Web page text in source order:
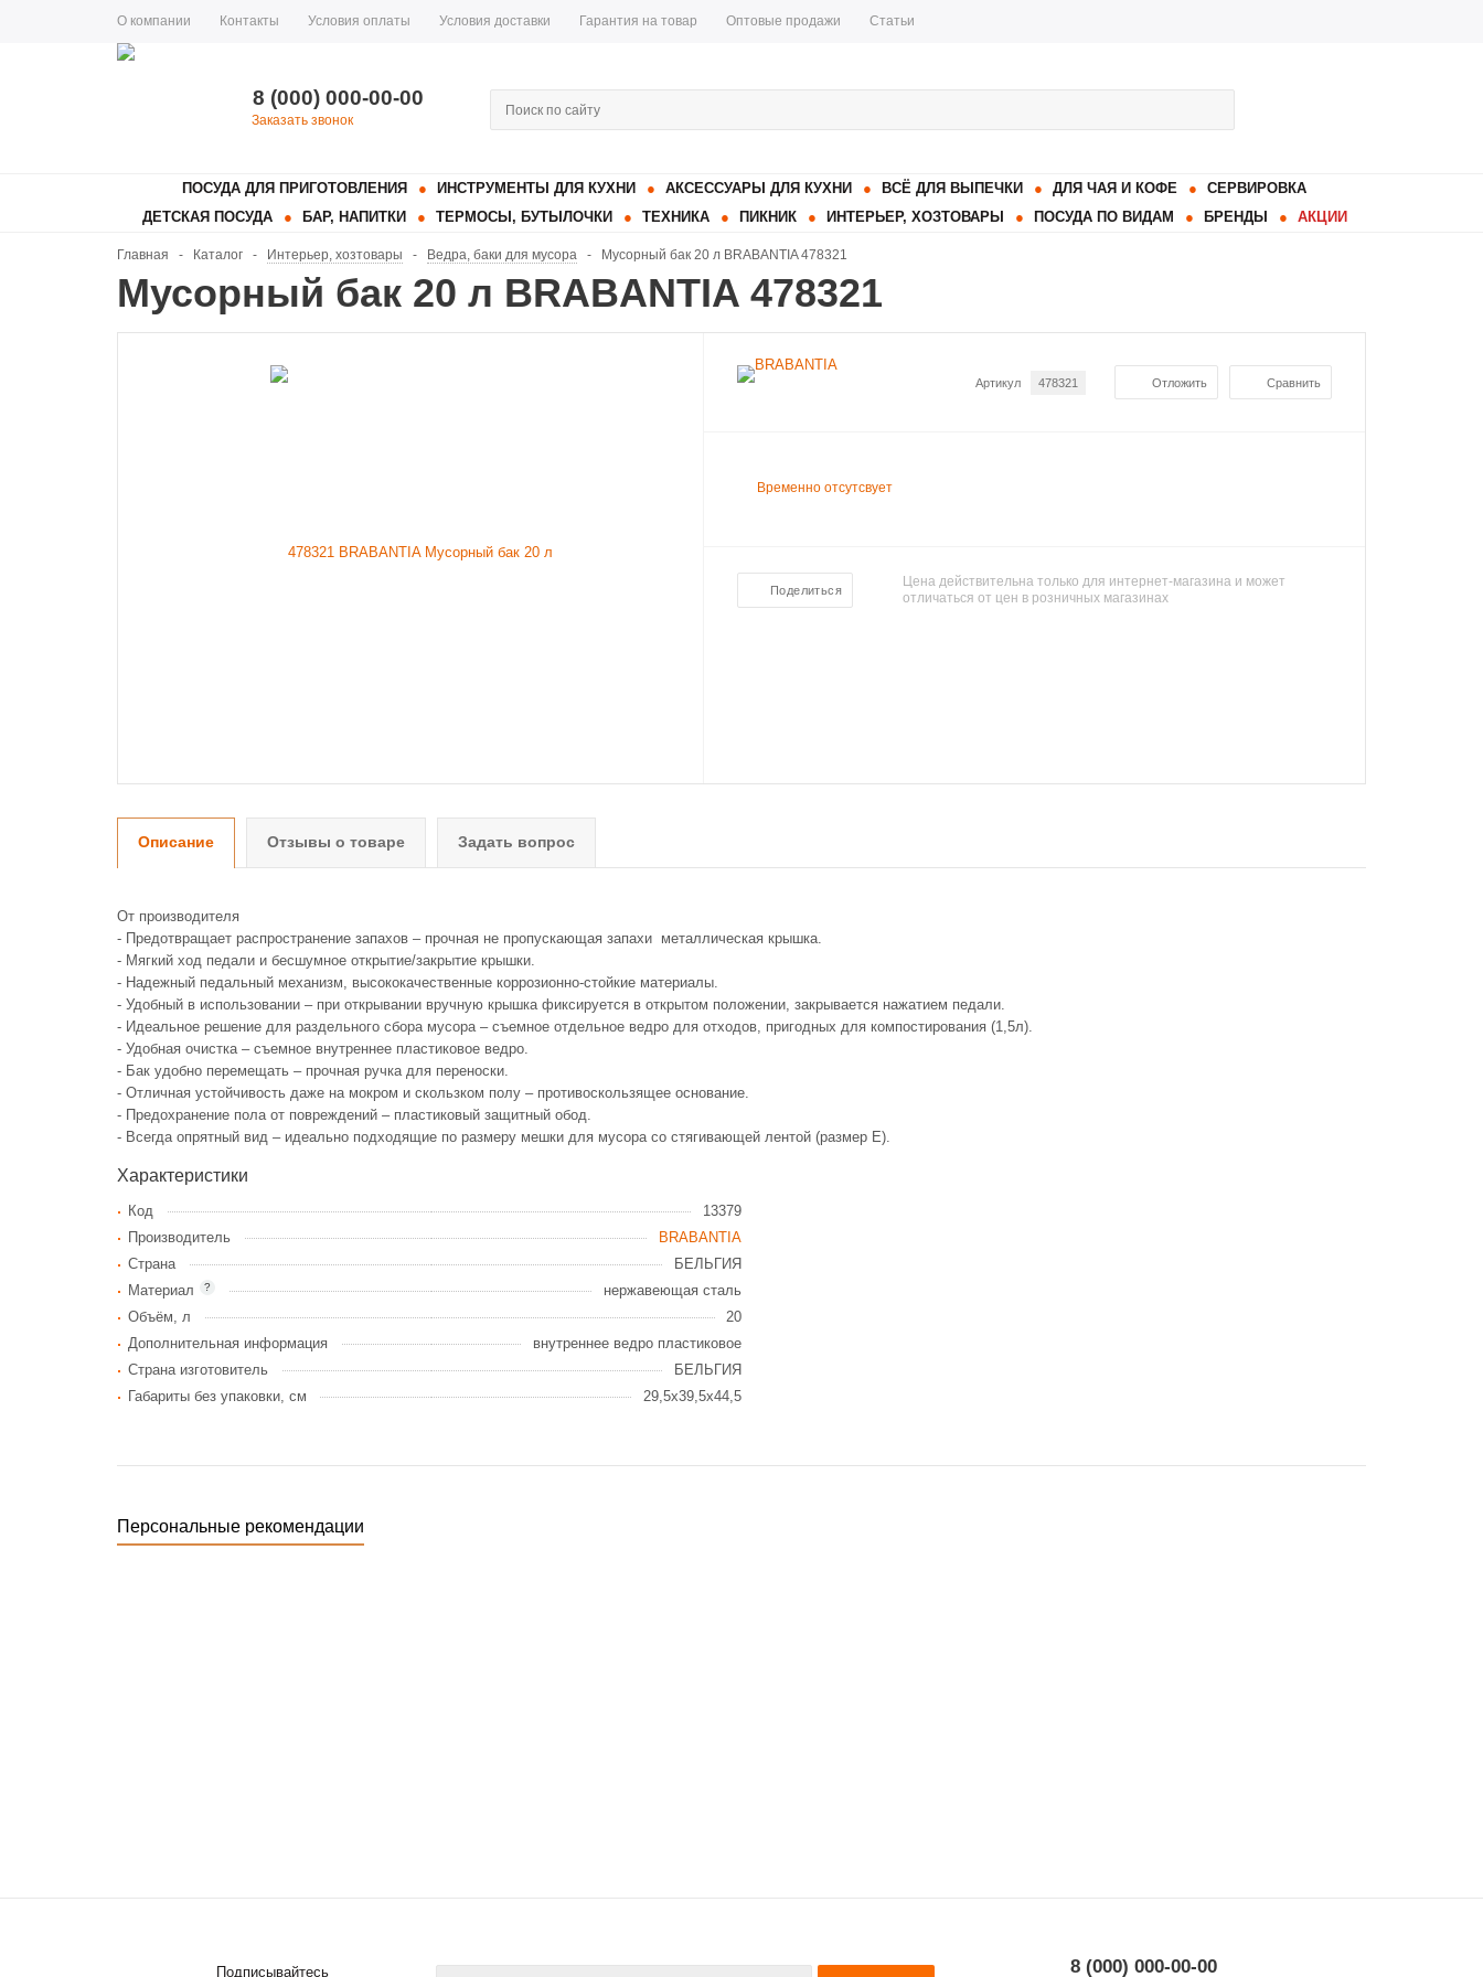
О компании Контакты Условия оплаты Условия доставки Гарантия на товар Оптовые продажи Статьи
8 (000) 000-00-00
Заказать звонок
ПОСУДА ДЛЯ ПРИГОТОВЛЕНИЯ ИНСТРУМЕНТЫ ДЛЯ КУХНИ АКСЕССУАРЫ ДЛЯ КУХНИ ВСЁ ДЛЯ ВЫПЕЧКИ ДЛЯ ЧАЯ И КОФЕ
СЕРВИРОВКА
ДЕТСКАЯ ПОСУДА
БАР, НАПИТКИ ТЕРМОСЫ, БУТЫЛОЧКИ ТЕХНИКА ПИКНИК ИНТЕРЬЕР, ХОЗТОВАРЫ ПОСУДА ПО ВИДАМ БРЕНДЫ АКЦИИ
Главная - Каталог - Интерьер, хозтовары - Ведра, баки для мусора - Мусорный бак 20 л BRABANTIA 478321
Мусорный бак 20 л BRABANTIA 478321
Отложить Сравнить
Артикул 478321
Временно отсутсвует
Поделиться
Цена действительна только для интернет-магазина и может
отличаться от цен в розничных магазинах
Описание Отзывы о товаре Задать вопрос
От производителя
- Предотвращает распространение запахов – прочная не пропускающая запахи металлическая крышка.
- Мягкий ход педали и бесшумное открытие/закрытие крышки.
- Надежный педальный механизм, высококачественные коррозионно-стойкие материалы.
- Удобный в использовании – при открывании вручную крышка фиксируется в открытом положении, закрывается нажатием педали.
- Идеальное решение для раздельного сбора мусора – съемное отдельное ведро для отходов, пригодных для компостирования (1,5л).
- Удобная очистка – съемное внутреннее пластиковое ведро.
- Бак удобно перемещать – прочная ручка для переноски.
- Отличная устойчивость даже на мокром и скользком полу – противоскользящее основание.
- Предохранение пола от повреждений – пластиковый защитный обод.
- Всегда опрятный вид – идеально подходящие по размеру мешки для мусора со стягивающей лентой (размер E).
Характеристики
Код
13379
Производитель
BRABANTIA
Страна
БЕЛЬГИЯ
?
Материал
нержавеющая сталь
Объём, л
20
Дополнительная информация
внутреннее ведро пластиковое
Страна изготовитель
БЕЛЬГИЯ
Габариты без упаковки, см
29,5x39,5x44,5
Персональные рекомендации
Подписывайтесь 8 (000) 000-00-00